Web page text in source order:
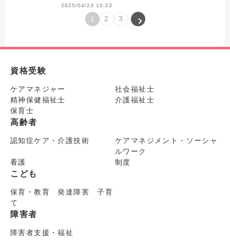
2025/04/23 10:23
1 2 3
資格受験
ケアマネジャー
社会福祉士
精神保健福祉士
介護福祉士
保育士
高齢者
認知症ケア・介護技術
ケアマネジメント・ソーシャ
ルワーク
看護
制度
こども
保育・教育 発達障害 子育
て
障害者
障害者支援・福祉